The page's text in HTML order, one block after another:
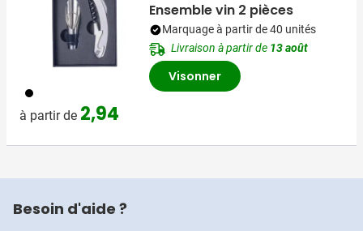
001
à partir de 2,94
Ensemble vin 2 pièces
Marquage à partir de 40 unités
Livraison à partir de 13 août
Visonner
Besoin d'aide ?